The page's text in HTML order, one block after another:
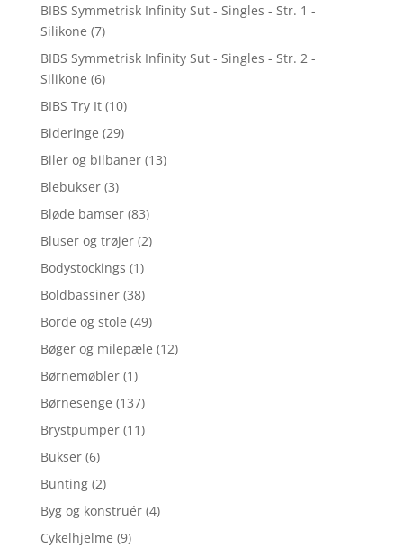
BIBS Symmetrisk Infinity Sut - Singles - Str. 1 -
Silikone (7)
BIBS Symmetrisk Infinity Sut - Singles - Str. 2 -
Silikone (6)
BIBS Try It (10)
Bideringe (29)
Biler og bilbaner (13)
Blebukser (3)
Bløde bamser (83)
Bluser og trøjer (2)
Bodystockings (1)
Boldbassiner (38)
Borde og stole (49)
Bøger og milepæle (12)
Børnemøbler (1)
Børnesenge (137)
Brystpumper (11)
Bukser (6)
Bunting (2)
Byg og konstruér (4)
Cykelhjelme (9)